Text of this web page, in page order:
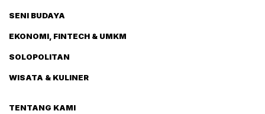
SENI BUDAYA
EKONOMI, FINTECH & UMKM
SOLOPOLITAN
WISATA & KULINER
TENTANG KAMI